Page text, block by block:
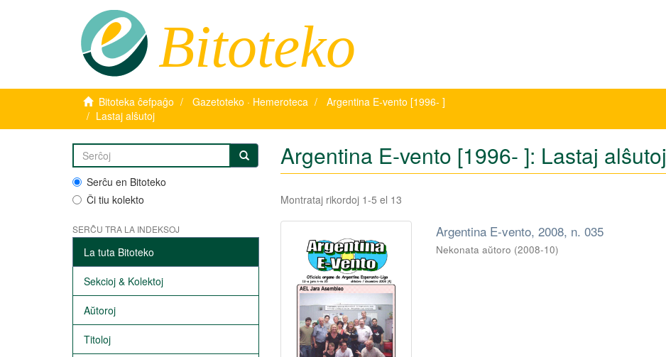
Bitoteko
Bitoteka ĉefpaĝo Gazetoteko · Hemeroteca
Argentina E-vento [1996- ]
Lastaj alŝutoj
Serĉu en Bitoteko
Ĉi tiu kolekto
SERĈU TRA LA INDEKSOJ
La tuta Bitoteko
Sekcioj & Kolektoj
Aŭtoroj
Titoloj
Argentina E-vento [1996- ]: Lastaj alŝutoj
Montrataj rikordoj 1-5 el 13
Argentina E-vento, 2008, n. 035
Nekonata aŭtoro (2008-10)